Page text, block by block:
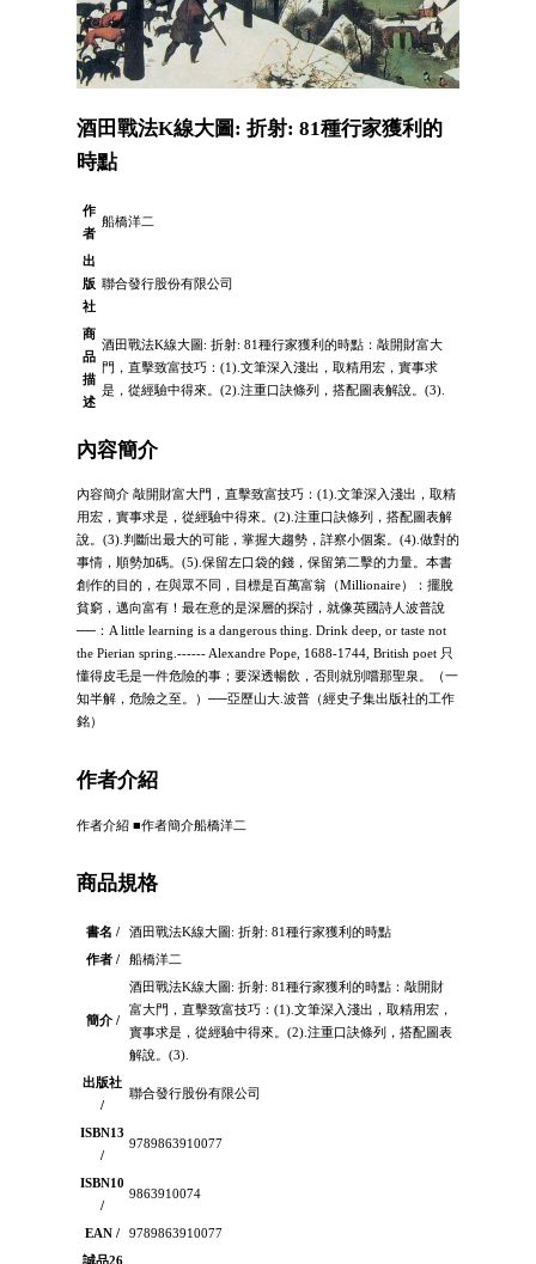
酒田戰法K線大圖: 折射: 81種行家獲利的
時點
作
者
船橋洋二
出
版
社
聯合發行股份有限公司
商
品
描
述
酒田戰法K線大圖: 折射: 81種行家獲利的時點：敲開財富大
門，直擊致富技巧：(1).文筆深入淺出，取精用宏，實事求
是，從經驗中得來。(2).注重口訣條列，搭配圖表解說。(3).
內容簡介
內容簡介 敲開財富大門，直擊致富技巧：(1).文筆深入淺出，取精
用宏，實事求是，從經驗中得來。(2).注重口訣條列，搭配圖表解
說。(3).判斷出最大的可能，掌握大趨勢，詳察小個案。(4).做對的
事情，順勢加碼。(5).保留左口袋的錢，保留第二擊的力量。本書
創作的目的，在與眾不同，目標是百萬富翁（Millionaire）：擺脫
貧窮，邁向富有！最在意的是深層的探討，就像英國詩人波普說
──：A little learning is a dangerous thing. Drink deep, or taste not
the Pierian spring.------ Alexandre Pope, 1688-1744, British poet 只
懂得皮毛是一件危險的事；要深透暢飲，否則就別嚐那聖泉。（一
知半解，危險之至。）──亞歷山大.波普（經史子集出版社的工作
銘）
作者介紹
作者介紹 ■作者簡介船橋洋二
商品規格
書名 /
酒田戰法K線大圖: 折射: 81種行家獲利的時點
作者 /
船橋洋二
簡介 /
酒田戰法K線大圖: 折射: 81種行家獲利的時點：敲開財
富大門，直擊致富技巧：(1).文筆深入淺出，取精用宏，
實事求是，從經驗中得來。(2).注重口訣條列，搭配圖表
解說。(3).
出版社
/
聯合發行股份有限公司
ISBN13
/
9789863910077
ISBN10
/
9863910074
EAN /
9789863910077
誠品26